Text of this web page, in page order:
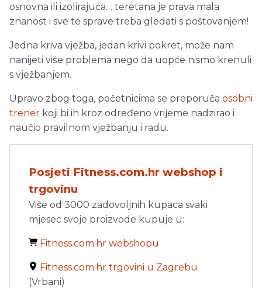
osnovna ili izolirajuća… teretana je prava mala
znanost i sve te sprave treba gledati s poštovanjem!
Jedna kriva vježba, jedan krivi pokret, može nam
nanijeti više problema nego da uopće nismo krenuli
s vježbanjem.
Upravo zbog toga, početnicima se preporuča osobni
trener koji bi ih kroz određeno vrijeme nadzirao i
naučio pravilnom vježbanju i radu.
Posjeti Fitness.com.hr webshop i
trgovinu
Više od 3000 zadovoljnih kupaca svaki
mjesec svoje proizvode kupuje u:
Fitness.com.hr webshopu
Fitness.com.hr trgovini u Zagrebu
(Vrbani)